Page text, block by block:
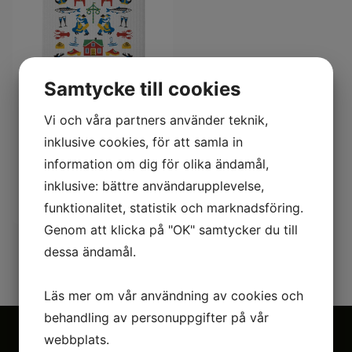
SWEDEN TRADITIONER
DISKTRASA
49,00 kr
Samtycke till cookies
Vi och våra partners använder teknik,
inklusive cookies, för att samla in
information om dig för olika ändamål,
inklusive: bättre användarupplevelse,
funktionalitet, statistik och marknadsföring.
Genom att klicka på "OK" samtycker du till
dessa ändamål.
Läs mer om vår användning av cookies och
behandling av personuppgifter på vår
webbplats.